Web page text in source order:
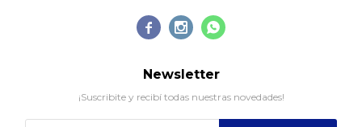
  
Newsletter
¡Suscribite y recibí todas nuestras novedades!